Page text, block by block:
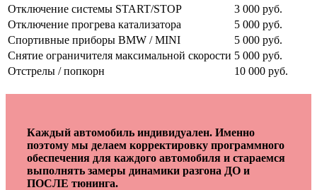
Отключение системы START/STOP
3 000 руб.
Отключение прогрева катализатора
5 000 руб.
Спортивные приборы BMW / MINI
5 000 руб.
Снятие ограничителя максимальной скорости 5 000 руб.
Отстрелы / попкорн
10 000 руб.
Каждый автомобиль индивидуален. Именно
поэтому мы делаем корректировку программного
обеспечения для каждого автомобиля и стараемся
выполнять замеры динамики разгона ДО и
ПОСЛЕ тюнинга.